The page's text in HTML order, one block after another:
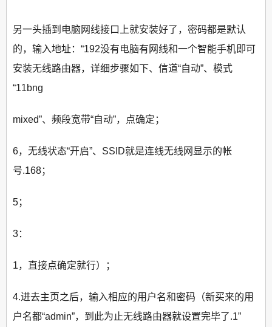
另一头插到电脑网线接口上就安装好了，密码都是默认
的，输入地址：“192没有电脑有网线和一个智能手机即可
安装无线路由器，详细步骤如下、信道“自动”、模式
“11bng
mixed”、频段宽带“自动”，点确定；
6，无线状态“开启”、SSID就是连线无线网显示的帐
号.168；
5；
3：
1，直接点确定就行）；
4.进去主页之后，输入相应的用户名和密码（新买来的用
户名都“admin”，到此为止无线路由器就设置完毕了.1”